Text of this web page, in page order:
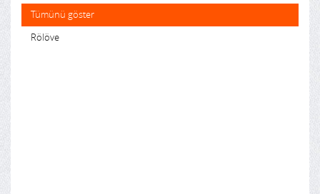
Tümünü göster
Rölöve